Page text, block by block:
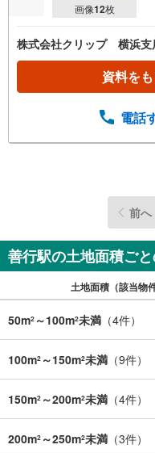
画像12枚
株式会社クリップ 横浜支
資料を
電話
前へ
善行駅の土地面積ご
土地面積（該当物
50m2 ～100m2未満 （4件）
100m2 ～150m2未満 （9件）
150m2 ～200m2未満 （4件）
200m2 ～250m2未満 （3件）